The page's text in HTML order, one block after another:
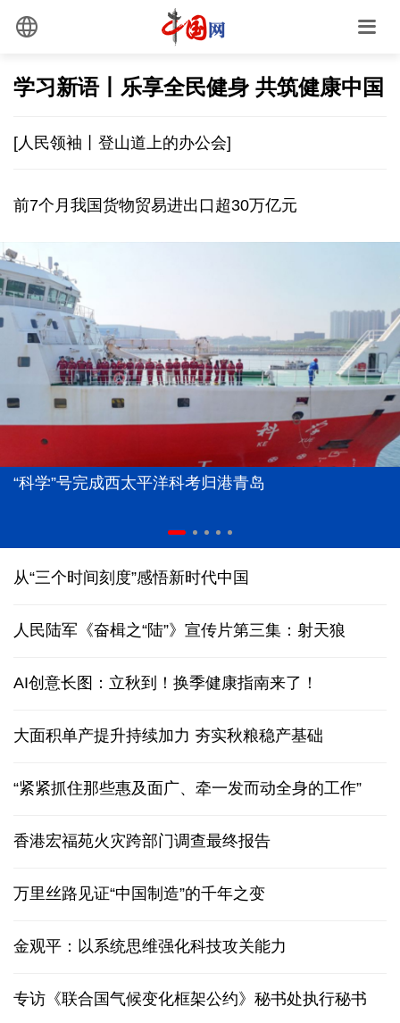
学习新语丨乐享全民健身 共筑健康中国
[人民领袖丨登山道上的办公会]
前7个月我国货物贸易进出口超30万亿元
“科学”号完成西太平洋科考归港青岛
从“三个时间刻度”感悟新时代中国
人民陆军《奋楫之“陆”》宣传片第三集：射天狼
AI创意长图：立秋到！换季健康指南来了！
大面积单产提升持续加力 夯实秋粮稳产基础
“紧紧抓住那些惠及面广、牵一发而动全身的工作”
香港宏福苑火灾跨部门调查最终报告
万里丝路见证“中国制造”的千年之变
金观平：以系统思维强化科技攻关能力
专访《联合国气候变化框架公约》秘书处执行秘书